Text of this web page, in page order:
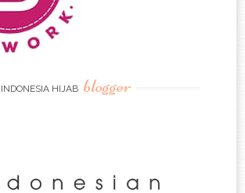
INDONESIA HIJAB blogger